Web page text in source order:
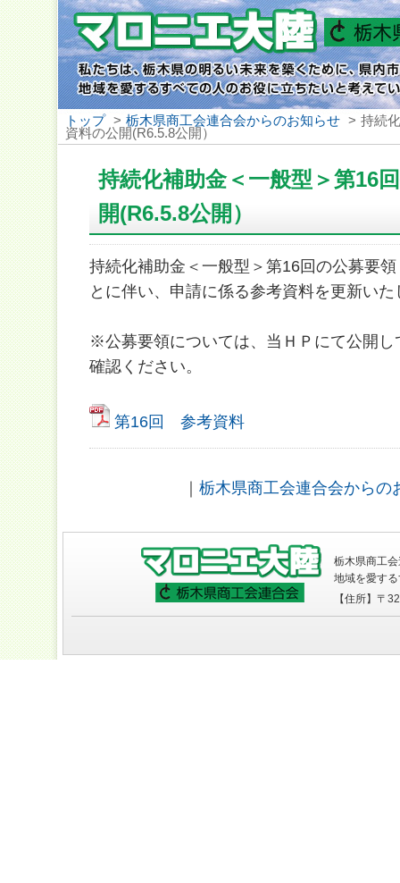
トップ > 栃木県商工会連合会からのお知らせ > 持続
資料の公開(R6.5.8公開）
持続化補助金＜一般型＞第16
開(R6.5.8公開）
持続化補助金＜一般型＞第16回の公募要
とに伴い、申請に係る参考資料を更新いた
※公募要領については、当ＨＰにて公開
確認ください。
第16回 参考資料
栃木県商工会連合会からの
栃木県商工
地域を愛す
【住所】〒